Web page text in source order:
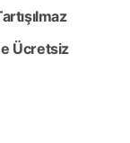
Ücretsiz